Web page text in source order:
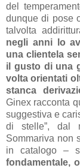
del
dunque di pose
talvolta
negli anni lo
una clientela
il gusto di una
volta orientati
stanca
Ginex racconta
suggestiva e
di stelle”, dal
Sommariva non
in catalogo –
fondamentale,